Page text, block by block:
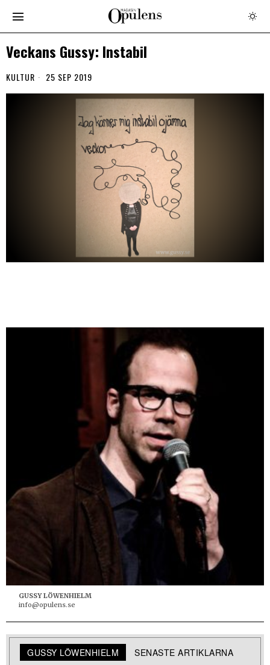
Veckans Gussy: Instabil
KULTUR 25 SEP 2019
GUSSY LÖWENHIELM
info@opulens.se
GUSSY LÖWENHIELM SENASTE ARTIKLARNA